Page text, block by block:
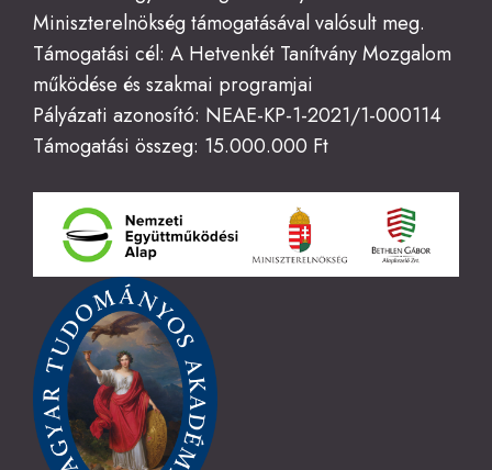
Miniszterelnökség támogatásával valósult meg.
Támogatási cél: A Hetvenkét Tanítvány Mozgalom
működése és szakmai programjai
Pályázati azonosító: NEAE-KP-1-2021/1-000114
Támogatási összeg: 15.000.000 Ft